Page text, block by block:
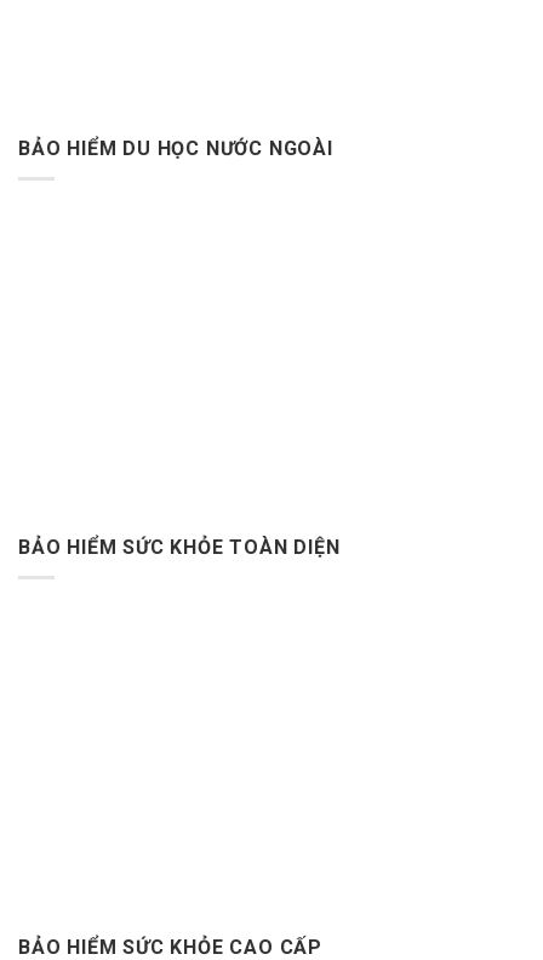
BẢO HIỂM DU HỌC NƯỚC NGOÀI
BẢO HIỂM SỨC KHỎE TOÀN DIỆN
BẢO HIỂM SỨC KHỎE CAO CẤP